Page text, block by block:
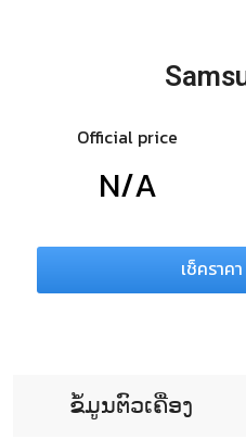
Official price
N/A
เช็คราค
ຂໍ້ມູນຕົວເຄື່ອງ